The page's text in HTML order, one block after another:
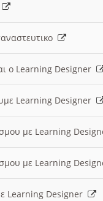
ο Learning Designer
Learning Designer
με Learning
με Learning
Learning Designer